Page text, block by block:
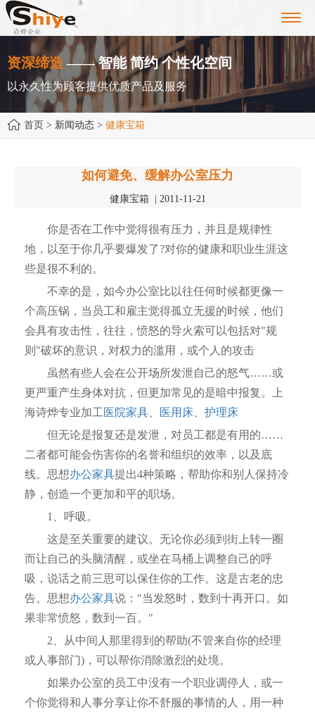
资深缔造 —— 智能 简约 个性化空间
以永久性为顾客提供优质产品及服务
首页 > 新闻动态 > 健康宝箱
如何避免、缓解办公室压力
健康宝箱 | 2011-11-21
你是否在工作中觉得很有压力，并且是规律性
地，以至于你几乎要爆发了?对你的健康和职业生涯这
些是很不利的。
不幸的是，如今办公室比以往任何时候都更像一
个高压锅，当员工和雇主觉得孤立无援的时候，他们
会具有攻击性，往往，愤怒的导火索可以包括对"规
则"破坏的意识，对权力的滥用，或个人的攻击
虽然有些人会在公开场所发泄自己的怒气……或
更严重产生身体对抗，但更加常见的是暗中报复。上
海诗烨专业加工 医院家具 医用床
护理床
但无论是报复还是发泄，对员工都是有用的……
二者都可能会伤害你的名誉和组织的效率，以及底
线。思想办公家具提出4种策略，帮助你和别人保持冷
静，创造一个更加和平的职场。
1、呼吸。
这是至关重要的建议。无论你必须到街上转一圈
而让自己的头脑清醒，或坐在马桶上调整自己的呼
吸，说话之前三思可以保住你的工作。这是古老的忠
告。思想办公家具说："当发怒时，数到十再开口。如
果非常愤怒，数到一百。"
2、从中间人那里得到的帮助(不管来自你的经理
或人事部门)，可以帮你消除激烈的处境。
如果办公室的员工中没有一个职业调停人，或一
个你觉得和人事分享让你不舒服的事情的人，用一种